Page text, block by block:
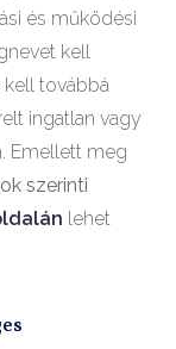
és működési
kell
kell továbbá
ingatlan vagy
Emellett meg
szerinti
lehet